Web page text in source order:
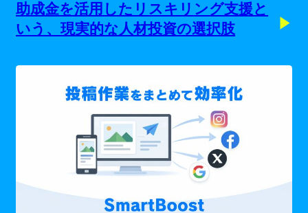
助成金を活用したリスキリング支援と
いう、現実的な人材投資の選択肢